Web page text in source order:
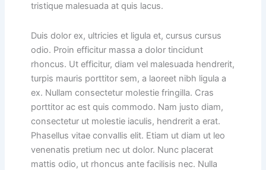
tristique malesuada at quis lacus.
Duis dolor ex, ultricies et ligula et, cursus cursus
odio. Proin efficitur massa a dolor tincidunt
rhoncus. Ut efficitur, diam vel malesuada hendrerit,
turpis mauris porttitor sem, a laoreet nibh ligula a
ex. Nullam consectetur molestie fringilla. Cras
porttitor ac est quis commodo. Nam justo diam,
consectetur ut molestie iaculis, hendrerit a erat.
Phasellus vitae convallis elit. Etiam ut diam ut leo
venenatis pretium nec ut dolor. Nunc placerat
mattis odio, ut rhoncus ante facilisis nec. Nulla